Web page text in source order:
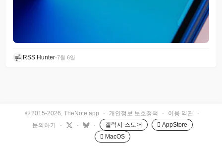
RSS Hunter•7월 6일
© 2015-2026, TheNote.app · 개인정보 보호정책 · 이용 약관
·
문의하기
· · · 갤럭시 스토어
 AppStore
 MacOS